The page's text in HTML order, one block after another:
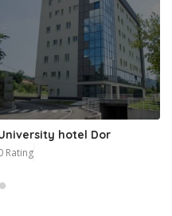
hotel Dor
Rating